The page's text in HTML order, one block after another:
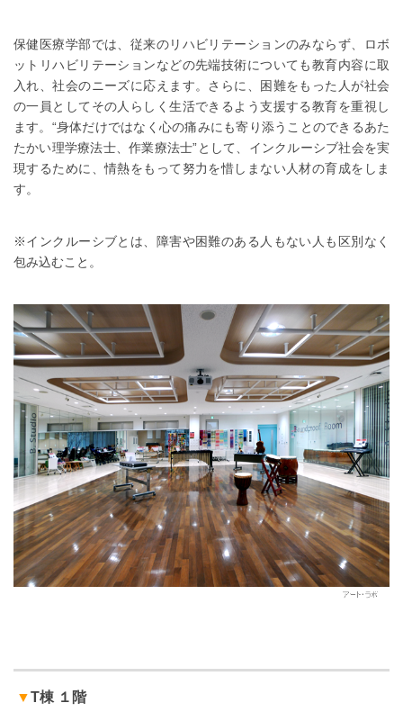
保健医療学部では、従来のリハビリテーションのみならず、ロボ
ットリハビリテーションなどの先端技術についても教育内容に取
入れ、社会のニーズに応えます。さらに、困難をもった人が社会
の一員としてその人らしく生活できるよう支援する教育を重視し
ます。“身体だけではなく心の痛みにも寄り添うことのできるあた
たかい理学療法士、作業療法士”として、インクルーシブ社会を実
現するために、情熱をもって努力を惜しまない人材の育成をしま
す。
※インクルーシブとは、障害や困難のある人もない人も区別なく
包み込むこと。
▼T棟 １階